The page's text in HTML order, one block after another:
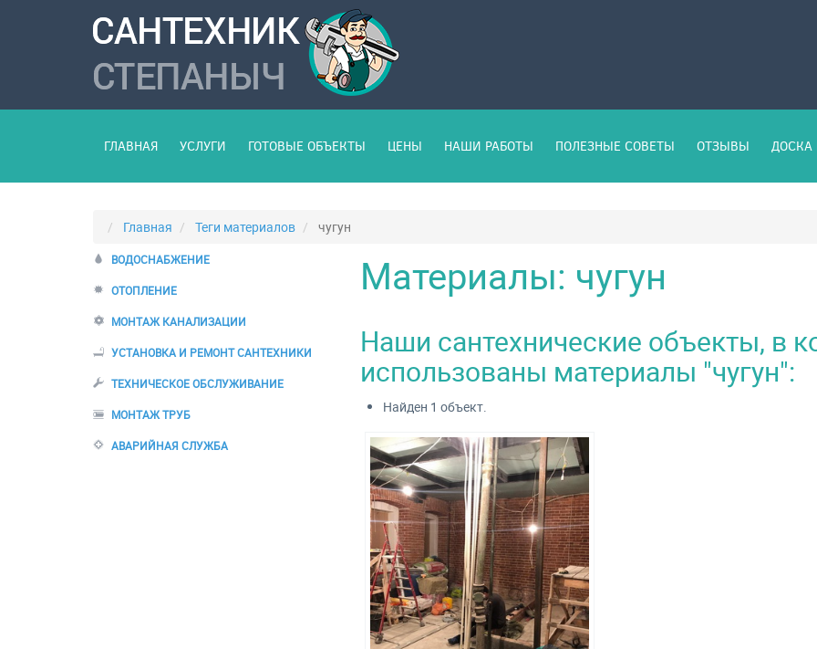
ГЛАВНАЯ УСЛУГИ ГОТОВЫЕ ОБЪЕКТЫ ЦЕНЫ НАШИ РАБОТЫ ПОЛЕЗНЫЕ СОВЕТЫ ОТЗЫВЫ ДОСКА
Главная Теги материалов чугун
ВОДОСНАБЖЕНИЕ
ОТОПЛЕНИЕ
МОНТАЖ КАНАЛИЗАЦИИ
УСТАНОВКА И РЕМОНТ САНТЕХНИКИ
ТЕХНИЧЕСКОЕ ОБСЛУЖИВАНИЕ
МОНТАЖ ТРУБ
АВАРИЙНАЯ СЛУЖБА
Материалы: чугун
Наши сантехнические объекты, в
использованы материалы "чугун":
Найден 1 объект.